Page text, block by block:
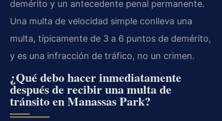
demérito y un antecedente penal permanente.
Una multa de velocidad simple conlleva una
multa, típicamente de 3 a 6 puntos de demérito,
y es una infracción de tráfico, no un crimen.
¿Qué debo hacer inmediatamente
después de recibir una multa de
tránsito en Manassas Park?